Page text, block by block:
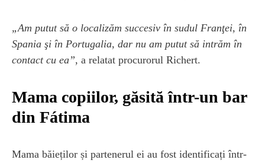
„Am putut să o localizăm succesiv în sudul Franţei, în
Spania şi în Portugalia, dar nu am putut să intrăm în
contact cu ea”, a relatat procurorul Richert.
Mama copiilor, găsită într-un bar
din Fátima
Mama băieților și partenerul ei au fost identificați într-